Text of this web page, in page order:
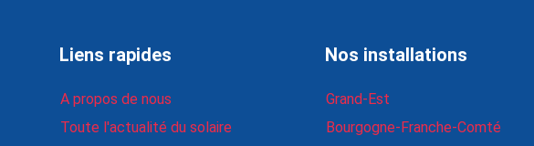
Liens rapides
A propos de nous
Toute l'actualité du solaire
Nos installations
Grand-Est
Bourgogne-Franche-Comté